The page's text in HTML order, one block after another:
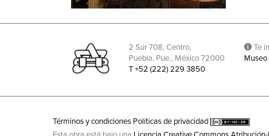
2 Sur 708, Centro,
Puebla, Pue., México 72000
T +52 (222) 229 3850
Te
Términos y condiciones Políticas de privacidad